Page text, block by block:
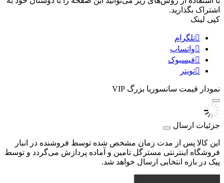
اشتراک بگذارید.
کپی لینک
تلگرام
واتساپ
فیسبوک
تویتر
نمودار قیمت سانسوریا بزرگ VIP
جزئیات ارسال
این کالا پس از مدت زمان مشخص شده توسط فروشنده در انبار
فروشگاه اینترنتی مسترگل تامین و آماده پردازش می‌گردد و توسط
پیک در بازه انتخابی ارسال خواهد شد.